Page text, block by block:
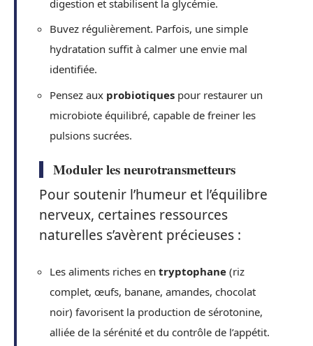
digestion et stabilisent la glycémie.
Buvez régulièrement. Parfois, une simple
hydratation suffit à calmer une envie mal
identifiée.
Pensez aux probiotiques pour restaurer un
microbiote équilibré, capable de freiner les
pulsions sucrées.
Moduler les neurotransmetteurs
Pour soutenir l’humeur et l’équilibre
nerveux, certaines ressources
naturelles s’avèrent précieuses :
Les aliments riches en tryptophane (riz
complet, œufs, banane, amandes, chocolat
noir) favorisent la production de sérotonine,
alliée de la sérénité et du contrôle de l’appétit.